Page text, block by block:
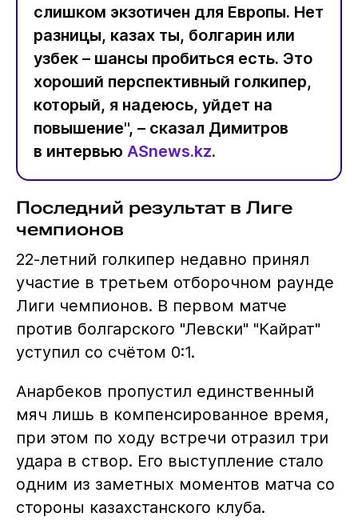
слишком экзотичен для Европы. Нет
разницы, казах ты, болгарин или
узбек – шансы пробиться есть. Это
хороший перспективный голкипер,
который, я надеюсь, уйдет на
повышение", – сказал Димитров
в интервью ASnews.kz.
Последний результат в Лиге
чемпионов
22-летний голкипер недавно принял
участие в третьем отборочном раунде
Лиги чемпионов. В первом матче
против болгарского "Левски" "Кайрат"
уступил со счётом 0:1.
Анарбеков пропустил единственный
мяч лишь в компенсированное время,
при этом по ходу встречи отразил три
удара в створ. Его выступление стало
одним из заметных моментов матча со
стороны казахстанского клуба.